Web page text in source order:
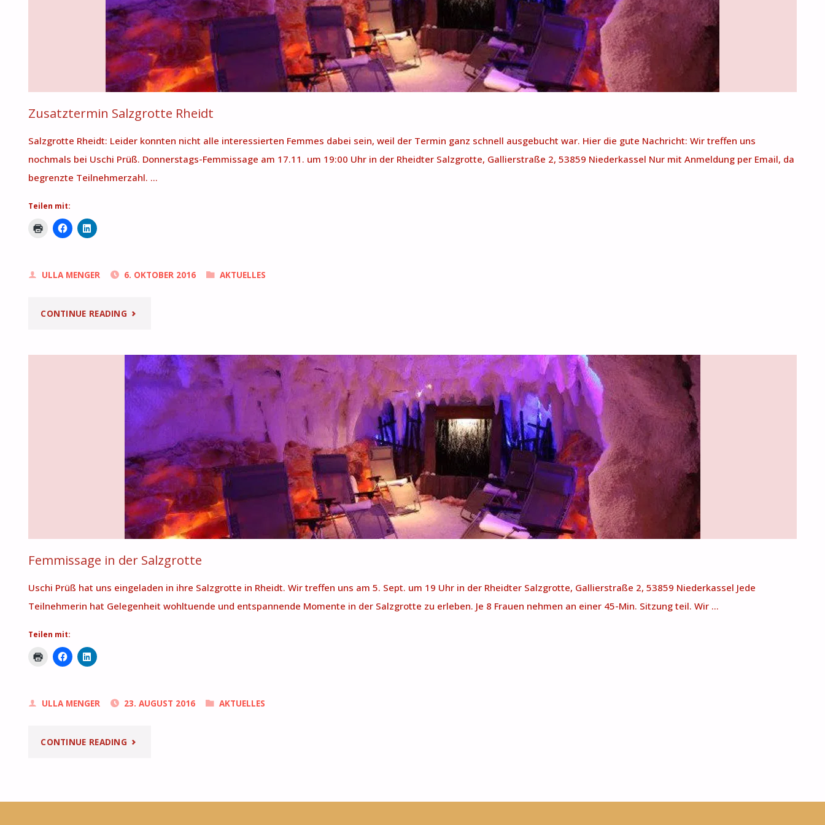
Zusatztermin Salzgrotte Rheidt
Salzgrotte Rheidt: Leider konnten nicht alle interessierten Femmes dabei sein, weil der Termin ganz schnell ausgebucht war. Hier die gute Nachricht: Wir treffen uns
nochmals bei Uschi Prüß. Donnerstags-Femmissage am 17.11. um 19:00 Uhr in der Rheidter Salzgrotte, Gallierstraße 2, 53859 Niederkassel Nur mit Anmeldung per Email, da
begrenzte Teilnehmerzahl. …
Teilen mit:
ULLA MENGER 6. OKTOBER 2016 AKTUELLES
CONTINUE READING "ZUSATZTERMIN
RHEIDT"
Femmissage in der Salzgrotte
Uschi Prüß hat uns eingeladen in ihre Salzgrotte in Rheidt. Wir treffen uns am 5. Sept. um 19 Uhr in der Rheidter Salzgrotte, Gallierstraße 2, 53859 Niederkassel Jede
Teilnehmerin hat Gelegenheit wohltuende und entspannende Momente in der Salzgrotte zu erleben. Je 8 Frauen nehmen an einer 45-Min. Sitzung teil. Wir …
Teilen mit:
ULLA MENGER 23. AUGUST 2016 AKTUELLES
CONTINUE READING "FEMMISSAGE